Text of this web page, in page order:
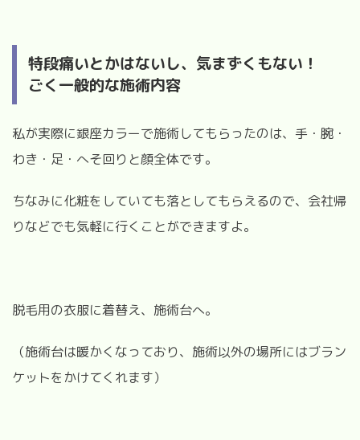
特段痛いとかはないし、気まずくもない！
ごく一般的な施術内容
私が実際に銀座カラーで施術してもらったのは、手・腕・
わき・足・へそ回りと顔全体です。
ちなみに化粧をしていても落としてもらえるので、会社帰
りなどでも気軽に行くことができますよ。
脱毛用の衣服に着替え、施術台へ。
（施術台は暖かくなっており、施術以外の場所にはブラン
ケットをかけてくれます）